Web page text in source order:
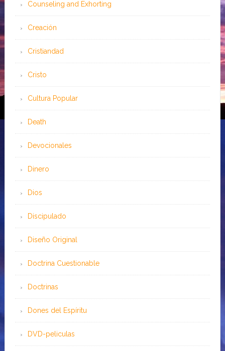
Counseling and Exhorting
Creación
Cristiandad
Cristo
Cultura Popular
Death
Devocionales
Dinero
Dios
Discipulado
Diseño Original
Doctrina Cuestionable
Doctrinas
Dones del Espíritu
DVD-peliculas